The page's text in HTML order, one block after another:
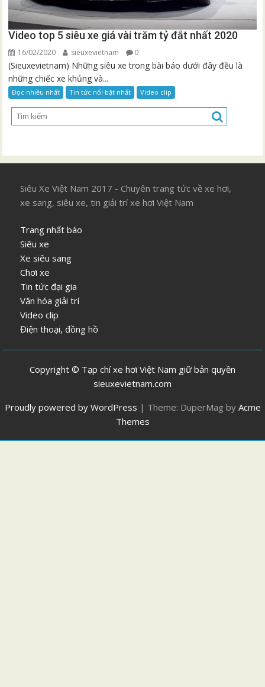
Video top 5 siêu xe giá vài trăm tỷ đắt nhất 2020
16/02/2020 sieuxevietnam 0
(Sieuxevietnam) Những siêu xe trong bài báo dưới đây đều là
những chiếc xe khủng và...
Đọc nhiều nhất Tin tức nổi bật nhất Video clip
Siêu Xe Việt Nam 2017 - Chuyên trang tức về xe hơi,
xe sang, siêu xe, tin giải trí xe hơi Việt Nam
Trang nhất báo
Siêu xe
Xe siêu sang
Chơi xe
Tin tức đại gia
Văn hóa giải trí
Video clip
Điện thoại, đồng hồ
Copyright © Tạp chí xe hơi Việt Nam giữ bản quyền
sieuxevietnam.com
Proudly powered by WordPress | Theme: DuperMag by Acme
Themes